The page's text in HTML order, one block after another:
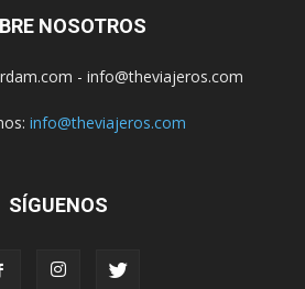
NOSOTROS
- info@theviajeros.com
info@theviajeros.com
SÍGUENOS